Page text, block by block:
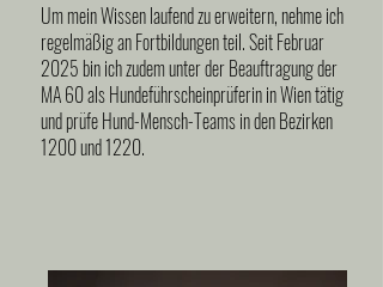
Um mein Wissen laufend zu erweitern, nehme ich
regelmäßig an Fortbildungen teil. Seit Februar
2025 bin ich zudem unter der Beauftragung der
MA 60 als Hundeführscheinprüferin in Wien tätig
und prüfe Hund-Mensch-Teams in den Bezirken
1200 und 1220.